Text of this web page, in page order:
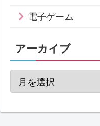
電子ゲーム
アーカイブ